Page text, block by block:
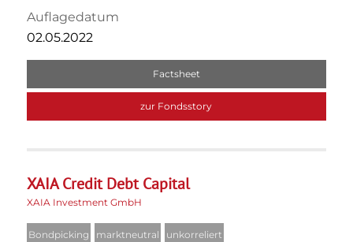
Auflagedatum
02.05.2022
Factsheet
zur Fondsstory
XAIA Credit Debt Capital
XAIA Investment GmbH
Bondpicking marktneutral unkorreliert